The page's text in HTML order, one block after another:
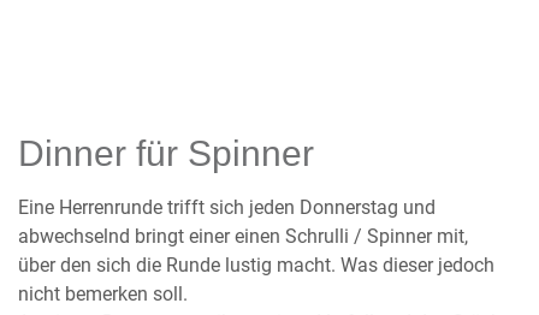
Dinner für Spinner
Eine Herrenrunde trifft sich jeden Donnerstag und
abwechselnd bringt einer einen Schrulli / Spinner mit,
über den sich die Runde lustig macht. Was dieser jedoch
nicht bemerken soll.